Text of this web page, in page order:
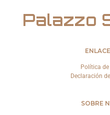
Palazzo
Política
Declaración
SOBRE